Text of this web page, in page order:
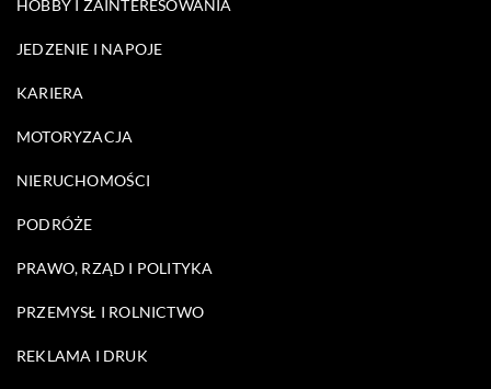
HOBBY I ZAINTERESOWANIA
JEDZENIE I NAPOJE
KARIERA
MOTORYZACJA
NIERUCHOMOŚCI
PODRÓŻE
PRAWO, RZĄD I POLITYKA
PRZEMYSŁ I ROLNICTWO
REKLAMA I DRUK